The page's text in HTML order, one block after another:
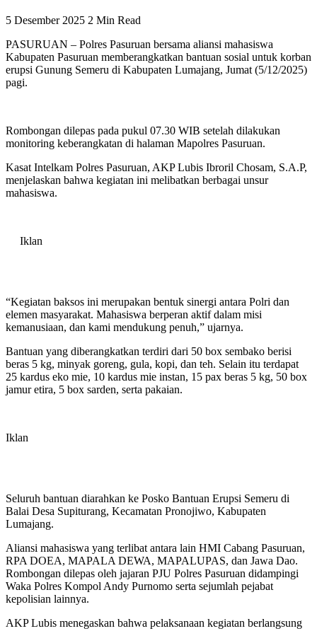
5 Desember 2025 2 Min Read
PASURUAN – Polres Pasuruan bersama aliansi mahasiswa
Kabupaten Pasuruan memberangkatkan bantuan sosial untuk korban
erupsi Gunung Semeru di Kabupaten Lumajang, Jumat (5/12/2025)
pagi.
Rombongan dilepas pada pukul 07.30 WIB setelah dilakukan
monitoring keberangkatan di halaman Mapolres Pasuruan.
Kasat Intelkam Polres Pasuruan, AKP Lubis Ibroril Chosam, S.A.P,
menjelaskan bahwa kegiatan ini melibatkan berbagai unsur
mahasiswa.
Iklan
“Kegiatan baksos ini merupakan bentuk sinergi antara Polri dan
elemen masyarakat. Mahasiswa berperan aktif dalam misi
kemanusiaan, dan kami mendukung penuh,” ujarnya.
Bantuan yang diberangkatkan terdiri dari 50 box sembako berisi
beras 5 kg, minyak goreng, gula, kopi, dan teh. Selain itu terdapat
25 kardus eko mie, 10 kardus mie instan, 15 pax beras 5 kg, 50 box
jamur etira, 5 box sarden, serta pakaian.
Iklan
Seluruh bantuan diarahkan ke Posko Bantuan Erupsi Semeru di
Balai Desa Supiturang, Kecamatan Pronojiwo, Kabupaten
Lumajang.
Aliansi mahasiswa yang terlibat antara lain HMI Cabang Pasuruan,
RPA DOEA, MAPALA DEWA, MAPALUPAS, dan Jawa Dao.
Rombongan dilepas oleh jajaran PJU Polres Pasuruan didampingi
Waka Polres Kompol Andy Purnomo serta sejumlah pejabat
kepolisian lainnya.
AKP Lubis menegaskan bahwa pelaksanaan kegiatan berlangsung